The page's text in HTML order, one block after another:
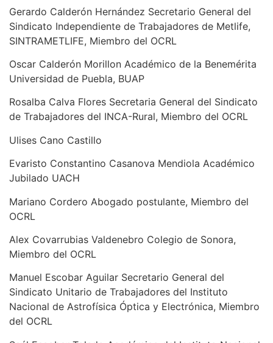
Gerardo Calderón Hernández Secretario General del
Sindicato Independiente de Trabajadores de Metlife,
SINTRAMETLIFE, Miembro del OCRL
Oscar Calderón Morillon Académico de la Benemérita
Universidad de Puebla, BUAP
Rosalba Calva Flores Secretaria General del Sindicato
de Trabajadores del INCA-Rural, Miembro del OCRL
Ulises Cano Castillo
Evaristo Constantino Casanova Mendiola Académico
Jubilado UACH
Mariano Cordero Abogado postulante, Miembro del
OCRL
Alex Covarrubias Valdenebro Colegio de Sonora,
Miembro del OCRL
Manuel Escobar Aguilar Secretario General del
Sindicato Unitario de Trabajadores del Instituto
Nacional de Astrofísica Óptica y Electrónica, Miembro
del OCRL